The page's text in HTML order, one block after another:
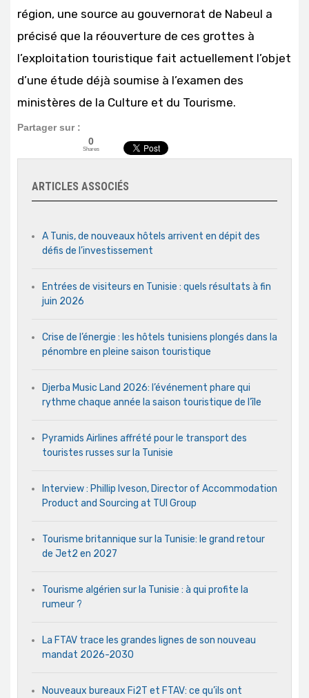
région, une source au gouvernorat de Nabeul a
précisé que la réouverture de ces grottes à
l’exploitation touristique fait actuellement l’objet
d’une étude déjà soumise à l’examen des
ministères de la Culture et du Tourisme.
Partager sur :
0
Shares
ARTICLES ASSOCIÉS
A Tunis, de nouveaux hôtels arrivent en dépit des
défis de l’investissement
Entrées de visiteurs en Tunisie : quels résultats à fin
juin 2026
Crise de l’énergie : les hôtels tunisiens plongés dans la
pénombre en pleine saison touristique
Djerba Music Land 2026: l’événement phare qui
rythme chaque année la saison touristique de l’île
Pyramids Airlines affrété pour le transport des
touristes russes sur la Tunisie
Interview : Phillip Iveson, Director of Accommodation
Product and Sourcing at TUI Group
Tourisme britannique sur la Tunisie: le grand retour
de Jet2 en 2027
Tourisme algérien sur la Tunisie : à qui profite la
rumeur ?
La FTAV trace les grandes lignes de son nouveau
mandat 2026-2030
Nouveaux bureaux Fi2T et FTAV: ce qu’ils ont